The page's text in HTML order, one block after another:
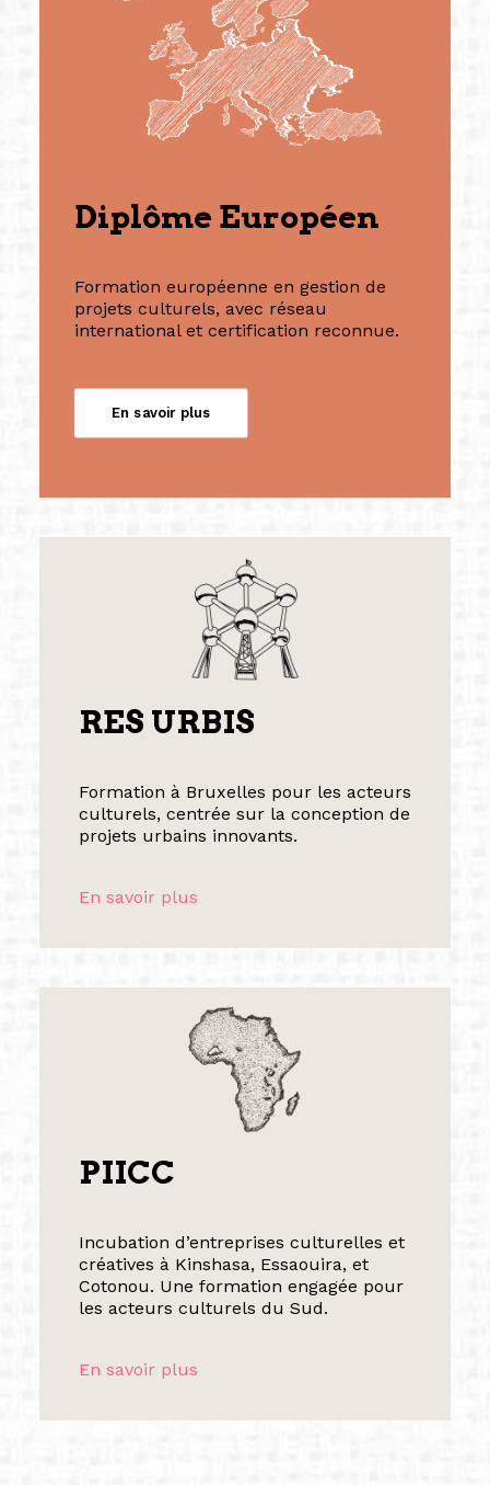
Diplôme Européen
Formation européenne en gestion de
projets culturels, avec réseau
international et certification reconnue.
En savoir plus
RES URBIS
Formation à Bruxelles pour les acteurs
culturels, centrée sur la conception de
projets urbains innovants.
En savoir plus
PIICC
Incubation d’entreprises culturelles et
créatives à Kinshasa, Essaouira, et
Cotonou. Une formation engagée pour
les acteurs culturels du Sud.
En savoir plus